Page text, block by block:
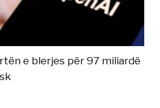
e blerjes për 97 miliardë